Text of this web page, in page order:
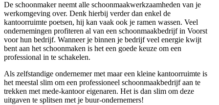
De schoonmaker neemt alle schoonmaakwerkzaamheden van je
werkomgeving over. Denk hierbij verder dan enkel de
kantoorruimte poetsen, hij kan vaak ook je ramen wassen. Veel
ondernemingen profiteren al van een schoonmaakbedrijf in Voorst
voor hun bedrijf. Wanneer je binnen je bedrijf veel energie kwijt
bent aan het schoonmaken is het een goede keuze om een
professional in te schakelen.
Als zelfstandige ondernemer met maar een kleine kantoorruimte is
het meestal slim om een professioneel schoonmaakbedrijf aan te
trekken met mede-kantoor eigenaren. Het is dan slim om deze
uitgaven te splitsen met je buur-ondernemers!